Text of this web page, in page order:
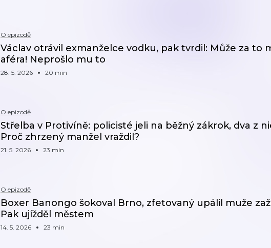
O epizodě
Václav otrávil exmanželce vodku, pak tvrdil: Může za to
aféra! Neprošlo mu to
28. 5. 2026 20 min
O epizodě
Střelba v Protivíně: policisté jeli na běžný zákrok, dva z
Proč zhrzený manžel vraždil?
21. 5. 2026 23 min
O epizodě
Boxer Banongo šokoval Brno, zfetovaný upálil muže
Pak ujížděl městem
14. 5. 2026 23 min